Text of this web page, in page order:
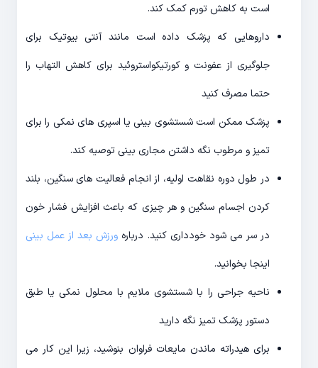
است به کاهش تورم کمک کند.
داروهایی که پزشک داده است مانند آنتی بیوتیک برای
جلوگیری از عفونت و کورتیکواستروئید برای کاهش التهاب را
حتما مصرف کنید
پزشک ممکن است شستشوی بینی یا اسپری های نمکی را برای
تمیز و مرطوب نگه داشتن مجاری بینی توصیه کند.
در طول دوره نقاهت اولیه، از انجام فعالیت های سنگین، بلند
کردن اجسام سنگین و هر چیزی که باعث افزایش فشار خون
در سر می شود خودداری کنید. درباره ورزش بعد از عمل بینی
اینجا بخوانید.
ناحیه جراحی را با شستشوی ملایم با محلول نمکی یا طبق
دستور پزشک تمیز نگه دارید
برای هیدراته ماندن مایعات فراوان بنوشید، زیرا این کار می